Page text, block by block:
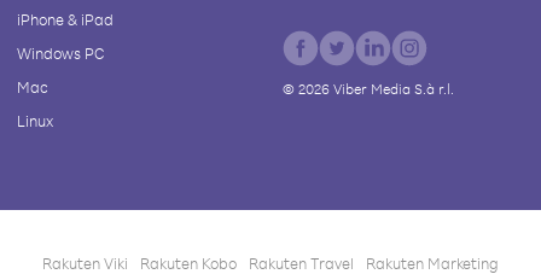
iPhone & iPad
Windows PC
Mac
Linux
© 2026Viber Media S.à r.l.
Rakuten Viki Rakuten Kobo Rakuten Travel
Rakuten Marketing